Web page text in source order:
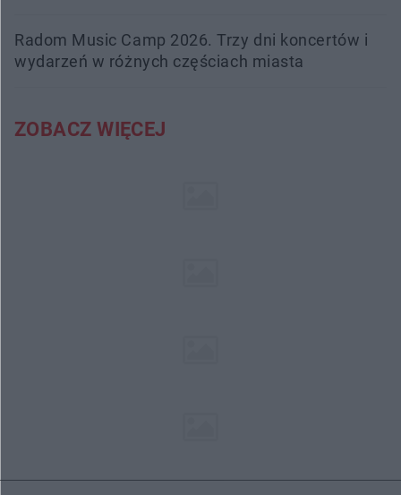
Radom Music Camp 2026. Trzy dni koncertów i
wydarzeń w różnych częściach miasta
ZOBACZ WIĘCEJ